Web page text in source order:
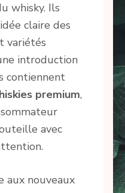
whisky. Ils
claire des
variétés
introduction
contiennent
premium,
avec
aux nouveaux